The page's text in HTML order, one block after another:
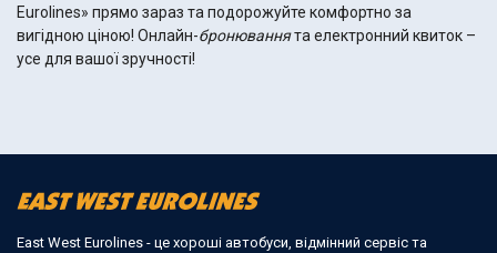
Eurolines» прямо зараз та подорожуйте комфортно за
вигідною ціною! Онлайн-бронюваннята електронний квиток –
усе для вашої зручності!
East West Eurolines - це хороші автобуси, відмінний сервіс та